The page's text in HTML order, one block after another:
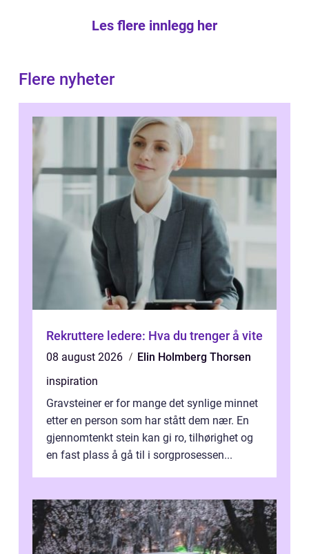
Les flere innlegg her
Flere nyheter
Rekruttere ledere: Hva du trenger å vite
08 august 2026
Elin Holmberg Thorsen
inspiration
Gravsteiner er for mange det synlige minnet
etter en person som har stått dem nær. En
gjennomtenkt stein kan gi ro, tilhørighet og
en fast plass å gå til i sorgprosessen...